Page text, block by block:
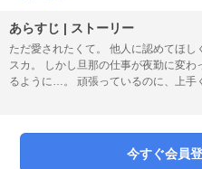
あらすじ | ストーリー
ただ愛されたくて。 他人に認めてほ
スカ。 しかし旦那の仕事が夜勤に変
るように…。 頑張っているのに、上手
今すぐ会員